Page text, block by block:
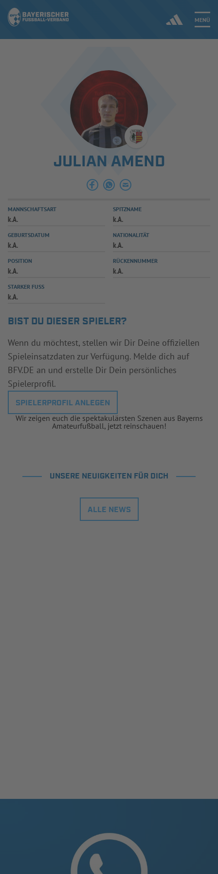
MENÜ
ERGEBNISSE & WETTBEWERBE
SPIELBETRIEB & VERBANDSLEBEN
AUSBILDUNG & FÖRDERUNG
SPIELPLUS
JULIAN AMEND
MANNSCHAFTSART
k.A.
SPITZNAME
k.A.
GEBURTSDATUM
k.A.
NATIONALITÄT
k.A.
POSITION
k.A.
RÜCKENNUMMER
k.A.
STARKER FUSS
k.A.
BIST DU DIESER SPIELER?
Wenn du möchtest, stellen wir Dir Deine offiziellen
Spieleinsatzdaten zur Verfügung. Melde dich auf
BFV.DE an und erstelle Dir Dein persönliches
Spielerprofil.
SPIELERPROFIL ANLEGEN
Wir zeigen euch die spektakulärsten Szenen aus Bayerns
Amateurfußball, jetzt reinschauen!
UNSERE NEUIGKEITEN FÜR DICH
ALLE NEWS